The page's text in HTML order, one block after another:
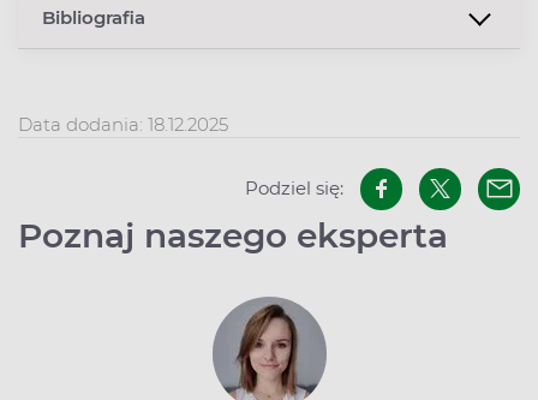
Bibliografia
Data dodania: 18.12.2025
Podziel się:
Poznaj naszego eksperta